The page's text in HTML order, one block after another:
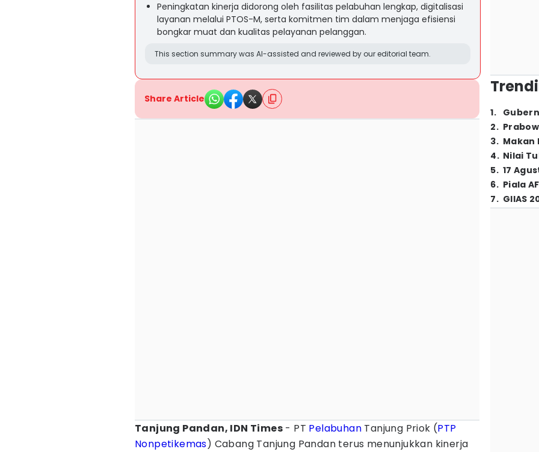
Peningkatan kinerja didorong oleh fasilitas pelabuhan lengkap, digitalisasi
layanan melalui PTOS-M, serta komitmen tim dalam menjaga efisiensi
bongkar muat dan kualitas pelayanan pelanggan.
This section summary was AI-assisted and reviewed by our editorial team.
Share Article
Tanjung Pandan, IDN Times - PT Pelabuhan Tanjung Priok (PTP
Nonpetikemas) Cabang Tanjung Pandan terus menunjukkan kinerja
1.
2.
3. Makan
4. Nilai
5. 17
6. Piala
7. GIIAS